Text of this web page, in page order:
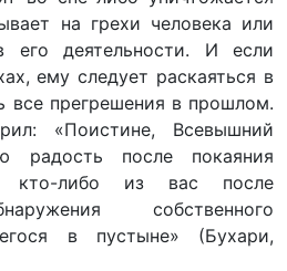
на грехи человека или
деятельности. И если
ему следует раскаяться в
все прегрешения в прошлом.
«Поистине, Всевышний
радость после покаяния
кто-либо из вас после
собственного
в пустыне» (Бухари,